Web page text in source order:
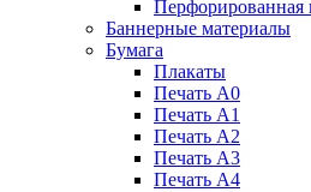
Перфорированная
Баннерные материалы
Бумага
Плакаты
Печать А0
Печать А1
Печать А2
Печать А3
Печать А4